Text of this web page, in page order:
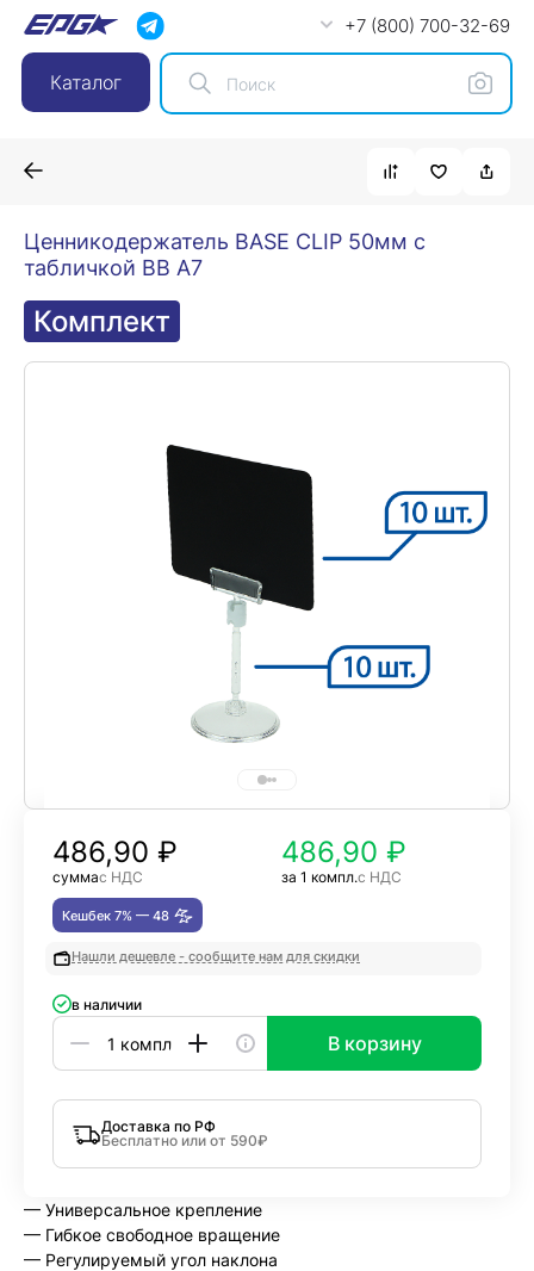
+7 (800) 700-32-69
Каталог
Ценникодержатель BASE CLIP 50мм с
табличкой BB A7
Комплект
486,90 ₽
суммас НДС
486,90 ₽
за 1 компл.с НДС
Кешбек 7% — 48
Нашли дешевле - сообщите нам для скидки
в наличии
В корзину
Доставка по РФ
Бесплатно или от 590₽
— Универсальное крепление
— Гибкое свободное вращение
— Регулируемый угол наклона